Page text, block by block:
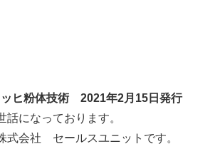
ヒ粉体技術 2021年2月15日発行
話になっております。
式会社 セールスユニットです。